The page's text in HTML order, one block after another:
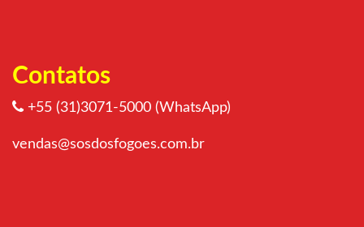
Contatos
+55 (31)3071-5000 (WhatsApp)
vendas@sosdosfogoes.com.br